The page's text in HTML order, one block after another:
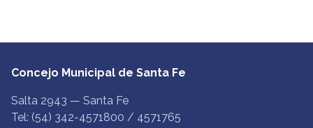
Concejo Municipal de Santa Fe
Salta 2943 — Santa Fe
Tel: (54) 342-4571800 / 4571765